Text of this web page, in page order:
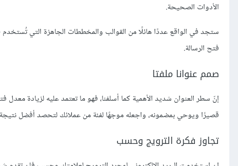
الأدوات الصحيحة.
ستجد في الواقع عددًا هائلًا من القوالب والمخططات الجاهزة التي تُستخدم
فتح الرسالة.
صمم عنوانا ملفتا
إنّ سطر العنوان شديد الأهمية كما أسلفنا، فهو ما تعتمد عليه لزيادة
قصيرًا ويوحي بمضمونه، واجعله موجهًا لفئة من عملائك لتحصد أفضل
تجاوز فكرة الترويج وحسب